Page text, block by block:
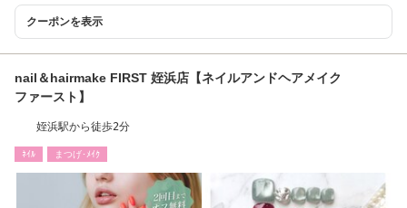
クーポンを表示
nail＆hairmake FIRST 姪浜店【ネイルアンドヘアメイク
ファースト】
姪浜駅から徒歩2分
ﾈｲﾙ まつげ･ﾒｲｸ